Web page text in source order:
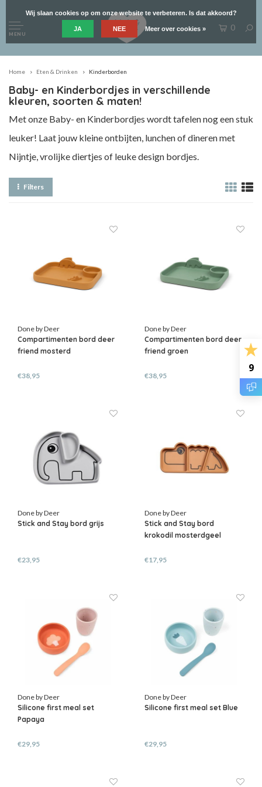
9
MENU
0
Home Eten & Drinken Kinderborden
Baby- en Kinderbordjes in verschillende
kleuren, soorten & maten!
Met onze Baby- en Kinderbordjes wordt tafelen nog een stuk
leuker! Laat jouw kleine ontbijten, lunchen of dineren met
Nijntje, vrolijke diertjes of leuke design bordjes.
Filters
Done by Deer
Compartimenten bord deer
friend mosterd
€38,95
Done by Deer
Compartimenten bord deer
friend groen
€38,95
Done by Deer
Stick and Stay bord grijs
€23,95
Done by Deer
Stick and Stay bord
krokodil mosterdgeel
€17,95
Done by Deer
Silicone first meal set
Papaya
€29,95
Done by Deer
Silicone first meal set Blue
€29,95
Wij slaan cookies op om onze website te verbeteren. Is dat akkoord?
JA NEE Meer over cookies »